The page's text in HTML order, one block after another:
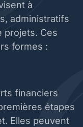
à
administratifs
projets. Ces
formes :
financiers
étapes
Elles peuvent